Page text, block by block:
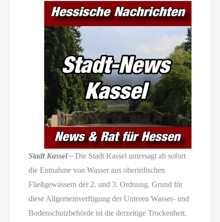
Stadt Kassel – Die Stadt Kassel untersagt ab sofort
die Entnahme von Wasser aus oberirdischen
Fließgewässern der 2. und 3. Ordnung. Grund für
diese Allgemeinverfügung der Unteren Wasser- und
Bodenschutzbehörde ist die derzeitige Trockenheit.